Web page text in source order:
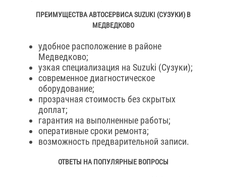
ПРЕИМУЩЕСТВА АВТОСЕРВИСА SUZUKI (СУЗУКИ) В
МЕДВЕДКОВО
удобное расположение в районе
Медведково;
узкая специализация на Suzuki (Сузуки);
современное диагностическое
оборудование;
прозрачная стоимость без скрытых
доплат;
гарантия на выполненные работы;
оперативные сроки ремонта;
возможность предварительной записи.
ОТВЕТЫ НА ПОПУЛЯРНЫЕ ВОПРОСЫ